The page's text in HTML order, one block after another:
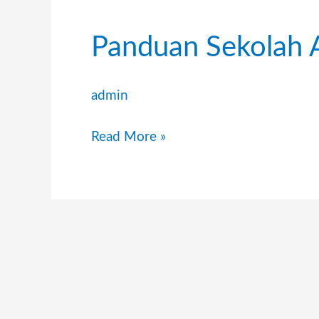
Panduan Sekolah
admin
Panduan
Adipangastuti
Read More »